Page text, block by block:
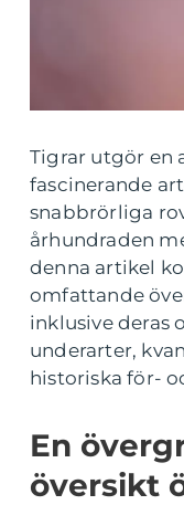
Tigrar utgör en
fascinerande
snabbrörliga
århundraden
denna artikel
omfattande
inklusive deras
underarter,
historiska för-
En
översikt